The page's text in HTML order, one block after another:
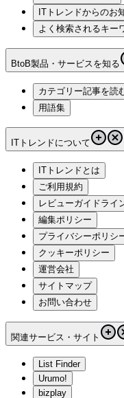
ITトレンドからのお
よく検索されるキー
BtoB製品・サービスを知る
カテゴリー記事を読
用語集
ITトレンドについて
ITトレンドとは
ご利用規約
レビューガイドライ
編集ポリシー
プライバシーポリシ
クッキーポリシー
運営会社
サイトマップ
お問い合わせ
関連サービス・サイト
List Finder
Urumo!
bizplay